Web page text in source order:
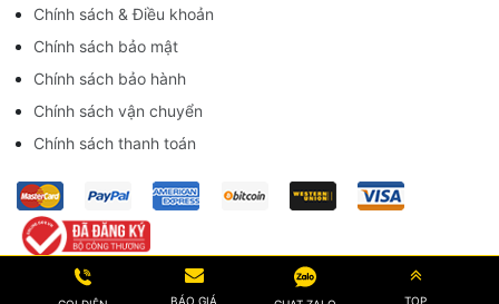
Chính sách & Điều khoản
Chính sách bảo mật
Chính sách bảo hành
Chính sách vận chuyển
Chính sách thanh toán
© Bản quyền website thuộc về vuatubep.com
BÁO GIÁ TOP